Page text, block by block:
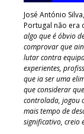
José António
Portugal não era
algo que é óbvio
comprovar que
lutar contra
experientes,
que ia ser uma
que considerar
controlada, jogou
mais tempo de
significativo, creio